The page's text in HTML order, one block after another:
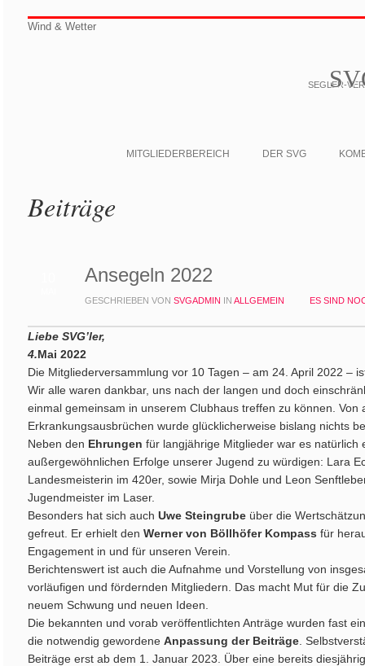
Wind & Wetter
SEGLER-
MITGLIEDERBEREICH DER SVG
Beiträge
Ansegeln 2022
GESCHRIEBEN VON SVGADMIN IN ALLGEMEIN ES SIND
Liebe SVG’ler,
4.Mai 2022
Die Mitgliederversammlung vor 10 Tagen – am 24. April 2022 –
Wir alle waren dankbar, uns nach der langen und doch
einmal gemeinsam in unserem Clubhaus treffen zu können. Von
Erkrankungsausbrüchen wurde glücklicherweise bislang nichts
Neben den Ehrungen für langjährige Mitglieder war es natürlich
außergewöhnlichen Erfolge unserer Jugend zu würdigen: Lara
Landesmeisterin im 420er, sowie Mirja Dohle und Leon
Jugendmeister im Laser.
Besonders hat sich auch Uwe Steingrube über die
gefreut. Er erhielt den Werner von Böllhöfer Kompass für
Engagement in und für unseren Verein.
Berichtenswert ist auch die Aufnahme und Vorstellung von
vorläufigen und fördernden Mitgliedern. Das macht Mut für die
neuem Schwung und neuen Ideen.
Die bekannten und vorab veröffentlichten Anträge wurden fast
die notwendig gewordene Anpassung der Beiträge .
Beiträge erst ab dem 1. Januar 2023. Über eine bereits